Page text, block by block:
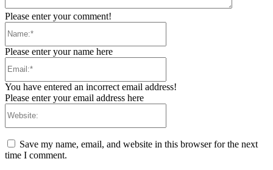
Please enter your comment!
Please enter your name here
You have entered an incorrect email address!
Please enter your email address here
Save my name, email, and website in this browser for the next
time I comment.